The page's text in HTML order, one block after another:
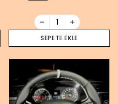
SEPETE EKLE